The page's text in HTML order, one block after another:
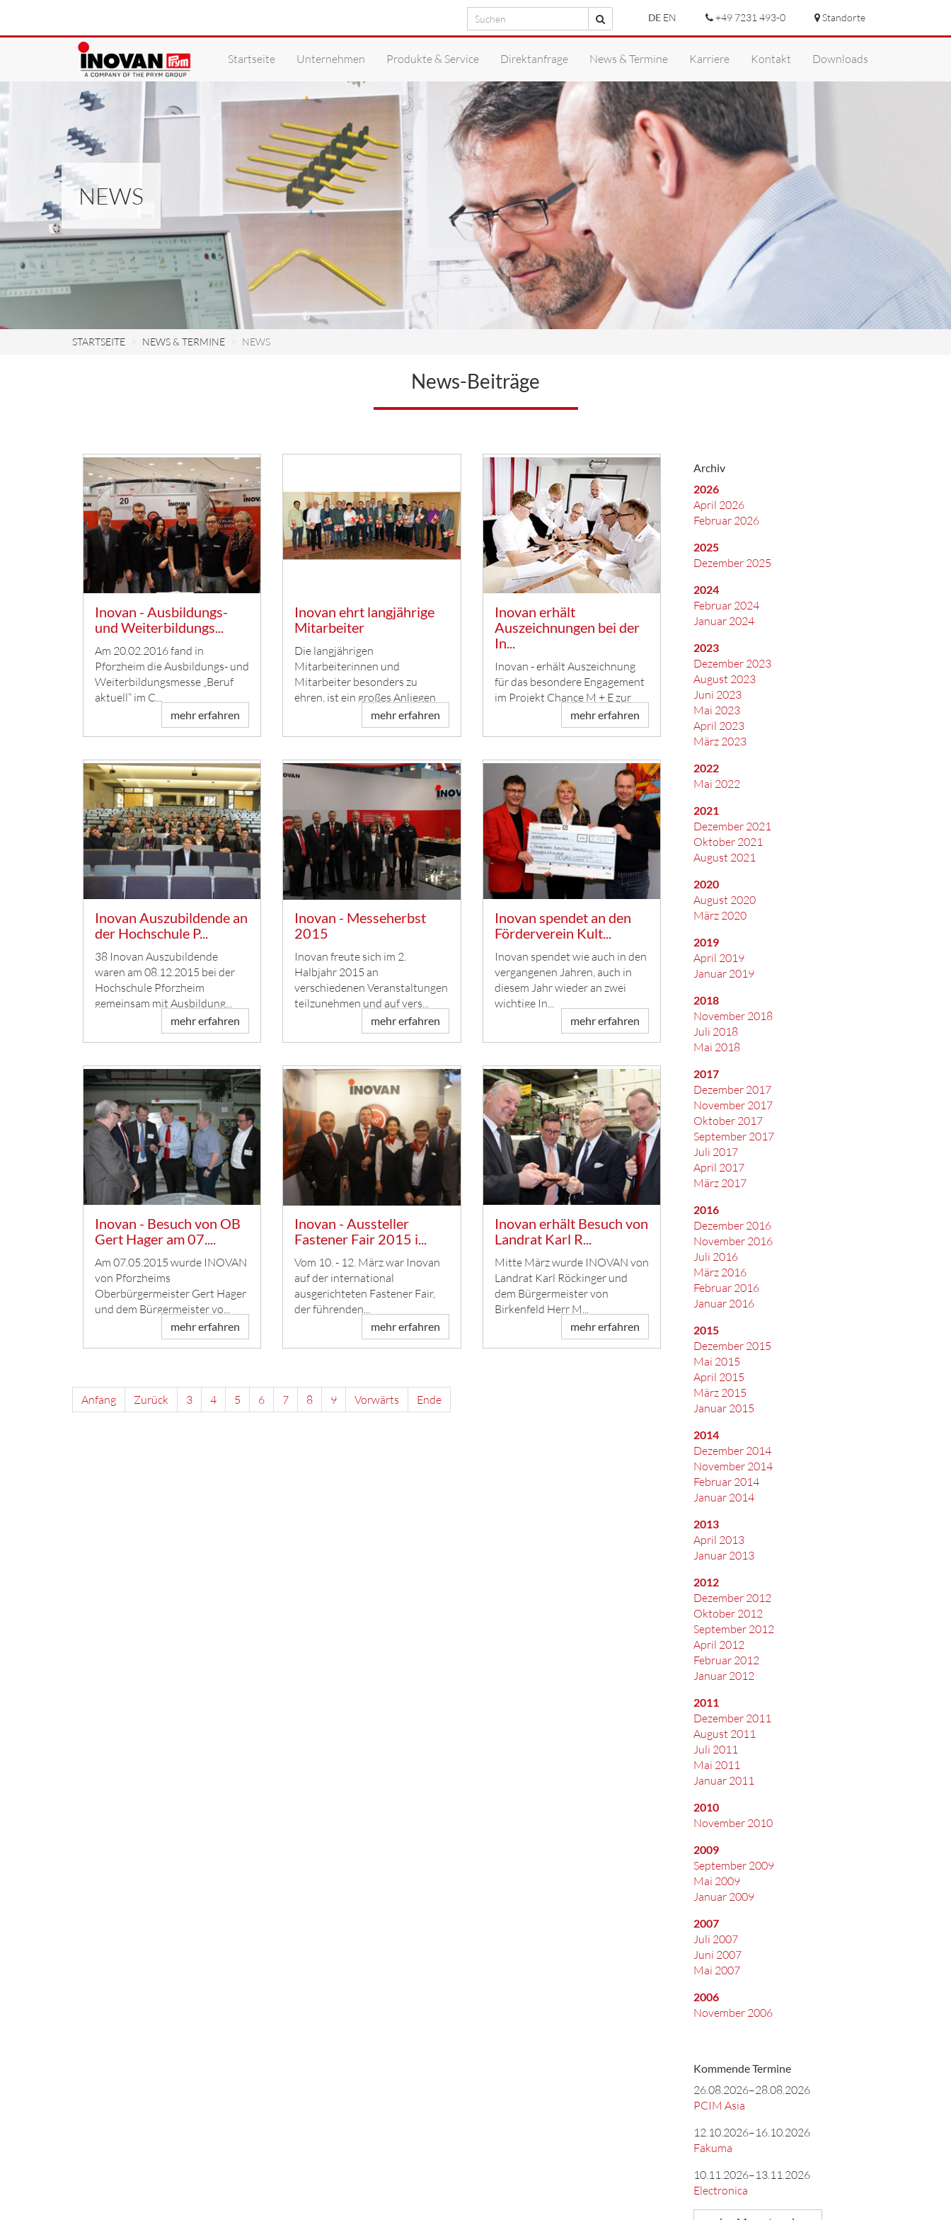
Suchen DE EN +49 7231 493-0 Standorte
Startseite Unternehmen Produkte & Service Direktanfrage News & Termine Karriere Kontakt Downloads
NEWS
STARTSEITE NEWS & TERMINE NEWS
News-Beiträge
Inovan - Ausbildungs-
und Weiterbildungs...
Am 20.02.2016 fand in
Pforzheim die Ausbildungs- und
Weiterbildungsmesse „Beruf
aktuell“ im C...
mehr erfahren
Inovan ehrt langjährige
Mitarbeiter
Die langjährigen
Mitarbeiterinnen und
Mitarbeiter besonders zu
ehren, ist ein großes Anliegen
mehr erfahren
Inovan erhält
Auszeichnungen bei der
In...
Inovan - erhält Auszeichnung
für das besondere Engagement
im Projekt Chance M + E zur
mehr erfahren
Inovan Auszubildende an
der Hochschule P...
38 Inovan Auszubildende
waren am 08.12.2015 bei der
Hochschule Pforzheim
gemeinsam mit Ausbildung...
mehr erfahren
Inovan - Messeherbst
2015
Inovan freute sich im 2.
Halbjahr 2015 an
verschiedenen Veranstaltungen
teilzunehmen und auf vers...
mehr erfahren
Inovan spendet an den
Förderverein Kult...
Inovan spendet wie auch in den
vergangenen Jahren, auch in
diesem Jahr wieder an zwei
wichtige In...
mehr erfahren
Inovan - Besuch von OB
Gert Hager am 07....
Am 07.05.2015 wurde INOVAN
von Pforzheims
Oberbürgermeister Gert Hager
und dem Bürgermeister vo...
mehr erfahren
Inovan - Aussteller
Fastener Fair 2015 i...
Vom 10. - 12. März war Inovan
auf der international
ausgerichteten Fastener Fair,
der führenden...
mehr erfahren
Inovan erhält Besuch von
Landrat Karl R...
Mitte März wurde INOVAN von
Landrat Karl Röckinger und
dem Bürgermeister von
Birkenfeld Herr M...
mehr erfahren
Anfang Zurück 3 4 5 6 7 8 9 Vorwärts Ende
Archiv
2026
April 2026
Februar 2026
2025
Dezember 2025
2024
Februar 2024
Januar 2024
2023
Dezember 2023
August 2023
Juni 2023
Mai 2023
April 2023
März 2023
2022
Mai 2022
2021
Dezember 2021
Oktober 2021
August 2021
2020
August 2020
März 2020
2019
April 2019
Januar 2019
2018
November 2018
Juli 2018
Mai 2018
2017
Dezember 2017
November 2017
Oktober 2017
September 2017
Juli 2017
April 2017
März 2017
2016
Dezember 2016
November 2016
Juli 2016
März 2016
Februar 2016
Januar 2016
2015
Dezember 2015
Mai 2015
April 2015
März 2015
Januar 2015
2014
Dezember 2014
November 2014
Februar 2014
Januar 2014
2013
April 2013
Januar 2013
2012
Dezember 2012
Oktober 2012
September 2012
April 2012
Februar 2012
Januar 2012
2011
Dezember 2011
August 2011
Juli 2011
Mai 2011
Januar 2011
2010
November 2010
2009
September 2009
Mai 2009
Januar 2009
2007
Juli 2007
Juni 2007
Mai 2007
2006
November 2006
Kommende Termine
26.08.2026–28.08.2026
PCIM Asia
12.10.2026–16.10.2026
Fakuma
10.11.2026–13.11.2026
Electronica